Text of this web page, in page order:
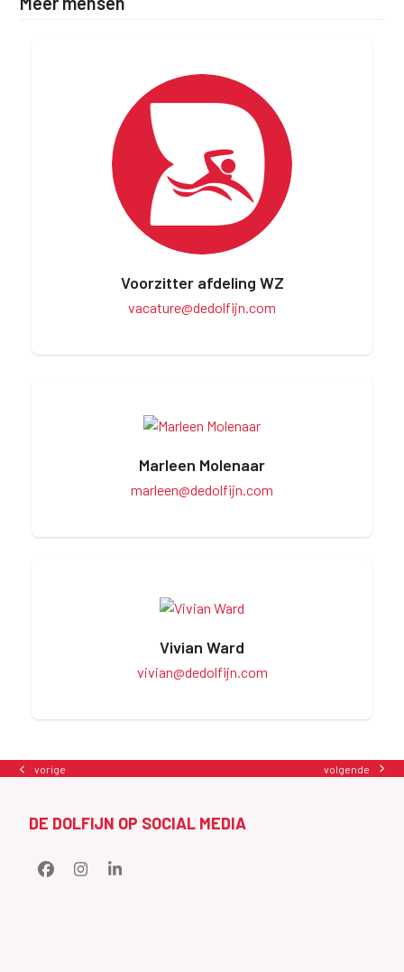
Voorzitter afdeling WZ
vacature@dedolfijn.com
Marleen Molenaar
marleen@dedolfijn.com
Vivian Ward
vivian@dedolfijn.com
previous
vorige
next
volgende
DE DOLFIJN OP SOCIAL MEDIA
FacebookInstagramLinkedIn